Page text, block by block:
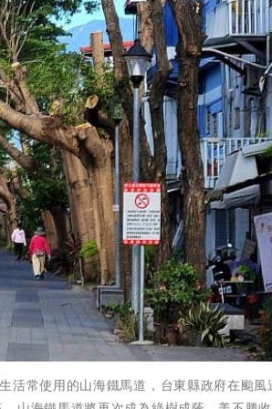
活常使用的山海鐵馬道，台東縣政府在颱風